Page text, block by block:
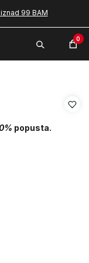
99 BAM
0
popusta.